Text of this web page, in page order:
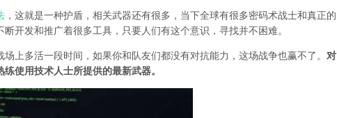
，这就是一种护盾，相关武器还有很多，当下全球有很多密码术战士和真正的
开发和推广着很多工具，只要人们有这个意识，寻找并不困难。
上多活一段时间，如果你和队友们都没有对抗能力，这场战争也赢不了。 对
使用技术人士所提供的最新武器。